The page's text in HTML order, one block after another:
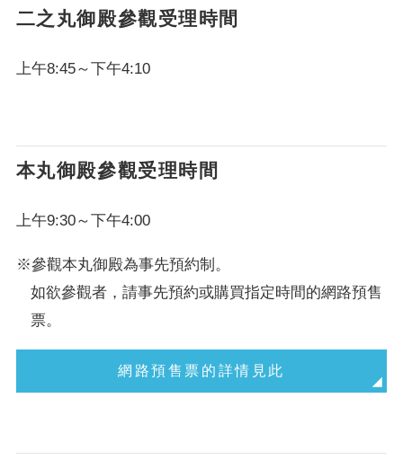
二之丸御殿參觀受理時間
上午8:45～下午4:10
本丸御殿參觀受理時間
上午9:30～下午4:00
※參觀本丸御殿為事先預約制。
如欲參觀者，請事先預約或購買指定時間的網路預售
票。
網路預售票的詳情見此